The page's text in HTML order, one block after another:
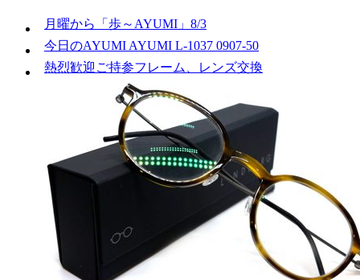
月曜から「歩～AYUMI」8/3
今日のAYUMI AYUMI L-1037 0907-50
熱烈歓迎ご持参フレーム、レンズ交換